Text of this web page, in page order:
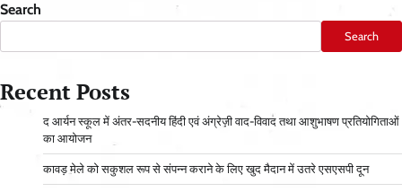
Search
Search
Recent Posts
द आर्यन स्कूल में अंतर-सदनीय हिंदी एवं अंग्रेज़ी वाद-विवाद तथा आशुभाषण प्रतियोगिताओं
का आयोजन
कावड़ मेले को सकुशल रूप से संपन्न कराने के लिए खुद मैदान में उतरे एसएसपी दून